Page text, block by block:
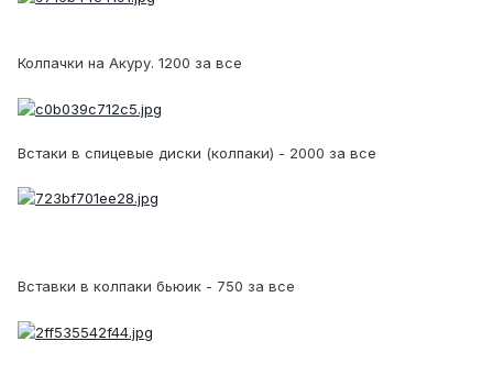
Колпачки на Акуру. 1200 за все
Встаки в спицевые диски (колпаки) - 2000 за все
Вставки в колпаки бьюик - 750 за все